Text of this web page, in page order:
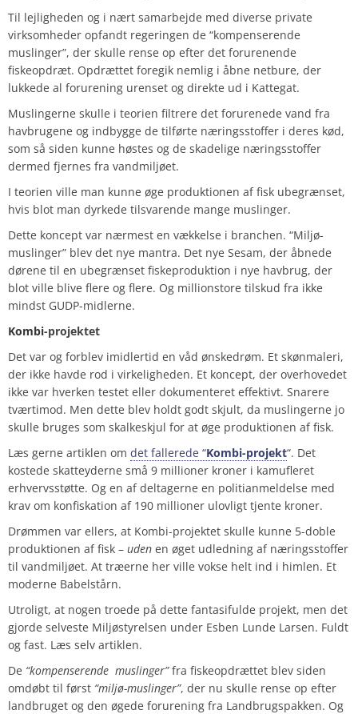
Til lejligheden og i nært samarbejde med diverse private
virksomheder opfandt regeringen de “kompenserende
muslinger”, der skulle rense op efter det forurenende
fiskeopdræt. Opdrættet foregik nemlig i åbne netbure, der
lukkede al forurening urenset og direkte ud i Kattegat.
Muslingerne skulle i teorien filtrere det forurenede vand fra
havbrugene og indbygge de tilførte næringsstoffer i deres kød,
som så siden kunne høstes og de skadelige næringsstoffer
dermed fjernes fra vandmiljøet.
I teorien ville man kunne øge produktionen af fisk ubegrænset,
hvis blot man dyrkede tilsvarende mange muslinger.
Dette koncept var nærmest en vækkelse i branchen. “Miljø-
muslinger” blev det nye mantra. Det nye Sesam, der åbnede
dørene til en ubegrænset fiskeproduktion i nye havbrug, der
blot ville blive flere og flere. Og millionstore tilskud fra ikke
mindst GUDP-midlerne.
Kombi-projektet
Det var og forblev imidlertid en våd ønskedrøm. Et skønmaleri,
der ikke havde rod i virkeligheden. Et koncept, der overhovedet
ikke var hverken testet eller dokumenteret effektivt. Snarere
tværtimod. Men dette blev holdt godt skjult, da muslingerne jo
skulle bruges som skalkeskjul for at øge produktionen af fisk.
Læs gerne artiklen om det fallerede “Kombi-projekt“. Det
kostede skatteyderne små 9 millioner kroner i kamufleret
erhvervsstøtte. Og en af deltagerne en politianmeldelse med
krav om konfiskation af 190 millioner ulovligt tjente kroner.
Drømmen var ellers, at Kombi-projektet skulle kunne 5-doble
produktionen af fisk – uden en øget udledning af næringsstoffer
til vandmiljøet. At træerne her ville vokse helt ind i himlen. Et
moderne Babelstårn.
Utroligt, at nogen troede på dette fantasifulde projekt, men det
gjorde selveste Miljøstyrelsen under Esben Lunde Larsen. Fuldt
og fast. Læs selv artiklen.
De “kompenserende muslinger”fra fiskeopdrættet blev siden
omdøbt til først “miljø-muslinger”, der nu skulle rense op efter
landbruget og den øgede forurening fra Landbrugspakken. Og